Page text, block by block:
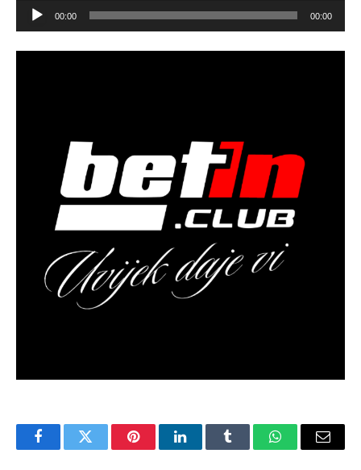
Audio
Player
00:00 00:00
FacebookTwitter PinterestLinkedInTumblr WhatsAppEmail